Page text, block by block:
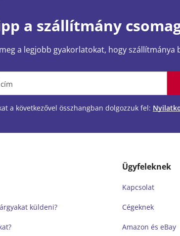
a szállítmány
a legjobb gyakorlatokat, hogy szállítmánya
a következővel összhangban dolgozzuk fel:
küldeni?
Ügyfeleknek
Kapcsolat
Cégeknek
Amazon és eBay